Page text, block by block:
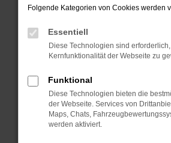
Prüfe deine
können das Laden bestimmter
verhindern. Funktioniert die
Fenster?
Starte dein Gerät neu.
Das kann manchmal helfen,
Probleme zu beheben.
Folgende Kategorien von Cookies werden
Essentiell
Diese Technologien sind
Kernfunktionalität der Webseite zu
Funktional
Diese Technologien bieten die
der Webseite. Services von
Maps, Chats,
werden aktiviert.